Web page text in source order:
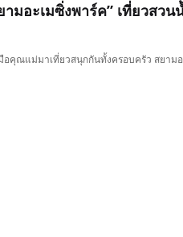
มอะเมซิ่งพาร์ค” เที่ยวสว
คุณแม่มาเที่ยวสนุกกันทั้งครอบครัว สยามอ